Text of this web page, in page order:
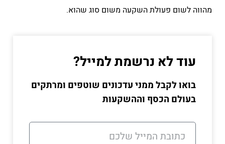
מהווה לשום פעולת השקעה משום סוג שהוא.
עוד לא נרשמת למייל?
בואו לקבל ממני עדכונים שוטפים ומרתקים
בעולם הכסף וההשקעות